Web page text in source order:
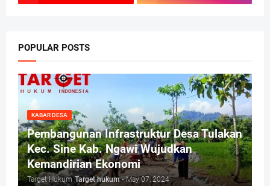
POPULAR POSTS
KABAR DESA
Pembangunan Infrastruktur Desa Tulakan
Kec. Sine Kab. Ngawi Wujudkan
Kemandirian Ekonomi
Target Hukum Target hukum - May 07, 2024